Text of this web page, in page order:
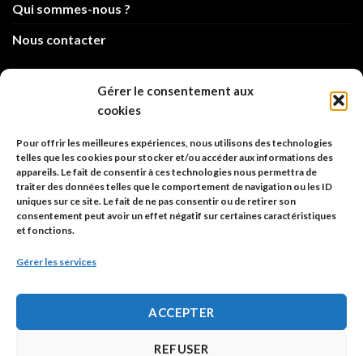
Gérer le consentement aux
cookies
Pour offrir les meilleures expériences, nous utilisons des technologies
telles que les cookies pour stocker et/ou accéder aux informations des
appareils. Le fait de consentir à ces technologies nous permettra de
traiter des données telles que le comportement de navigation ou les ID
uniques sur ce site. Le fait de ne pas consentir ou de retirer son
consentement peut avoir un effet négatif sur certaines caractéristiques
et fonctions.
Gérer les services
ACCEPTER
REFUSER
Qui sommes-nous ?
Nous contacter
info@code-animal.com
Code Animal
26, rue principale
67480 Roppenheim
Adresse à utiliser pour les envois en AR.
Politique de confidentialité